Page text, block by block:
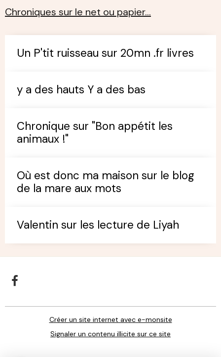
Chroniques sur le net ou papier…
Un P'tit ruisseau sur 20mn .fr livres
y a des hauts Y a des bas
Chronique sur "Bon appétit les
animaux !"
Où est donc ma maison sur le blog
de la mare aux mots
Valentin sur les lecture de Liyah
Créer un site internet avec e-monsite
Signaler un contenu illicite sur ce site